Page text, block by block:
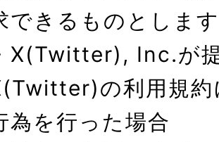
できるものとしま
X(Twitter), Inc.が
の利用規約
為を行った場合